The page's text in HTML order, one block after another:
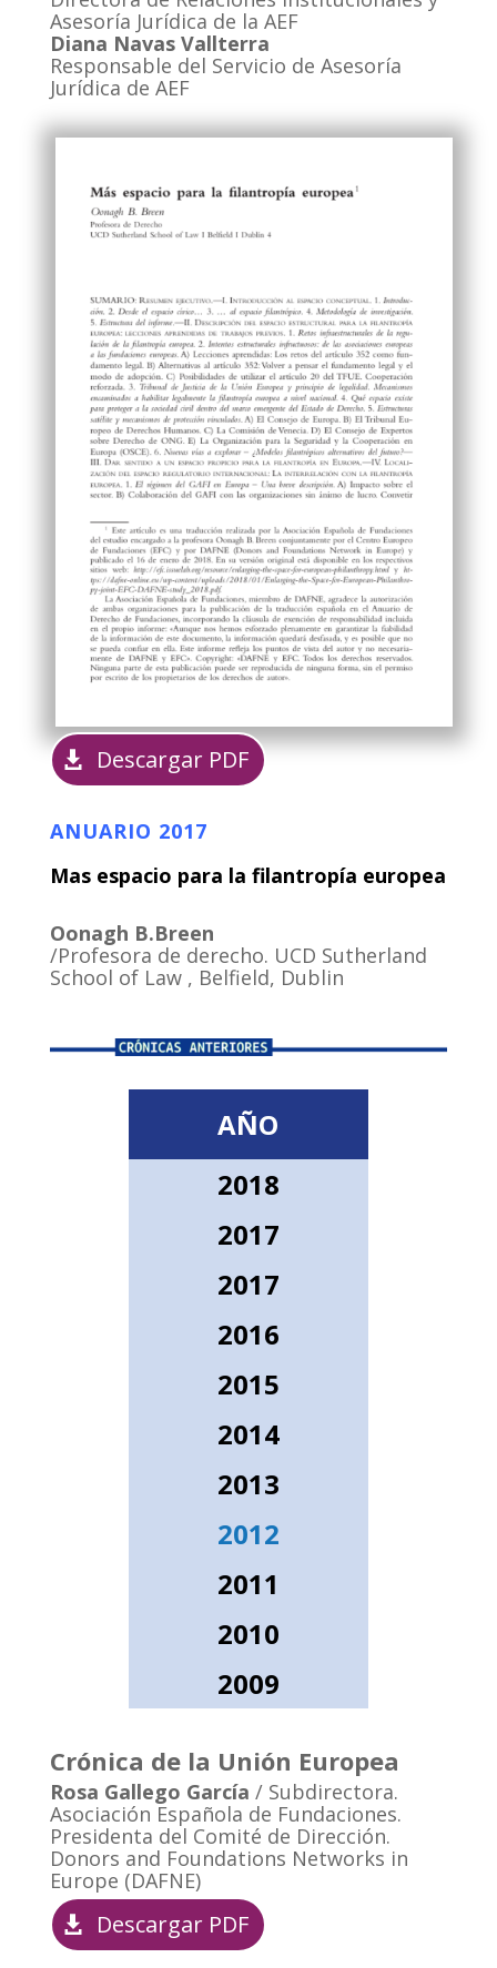
Asesoría Jurídica de la AEF
Diana Navas Vallterra
Responsable del Servicio de Asesoría
Jurídica de AEF
Descargar PDF
ANUARIO 2017
Mas espacio para la filantropía europea
Oonagh B.Breen
/Profesora de derecho. UCD Sutherland
School of Law , Belfield, Dublin
AÑO
2018
2017
2017
2016
2015
2014
2013
2012
2011
2010
2009
Crónica de la Unión Europea
Rosa Gallego García / Subdirectora.
Asociación Española de Fundaciones.
Presidenta del Comité de Dirección.
Donors and Foundations Networks in
Europe (DAFNE)
Descargar PDF